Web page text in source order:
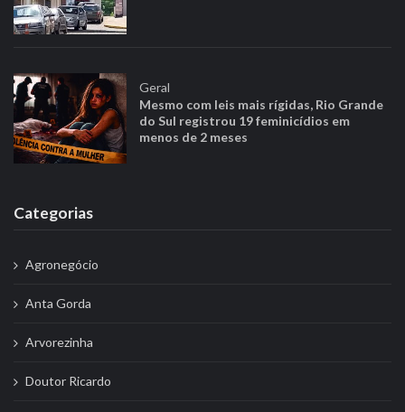
Geral
Mesmo com leis mais rígidas, Rio Grande
do Sul registrou 19 feminicídios em
menos de 2 meses
Categorias
Agronegócio
Anta Gorda
Arvorezinha
Doutor Ricardo